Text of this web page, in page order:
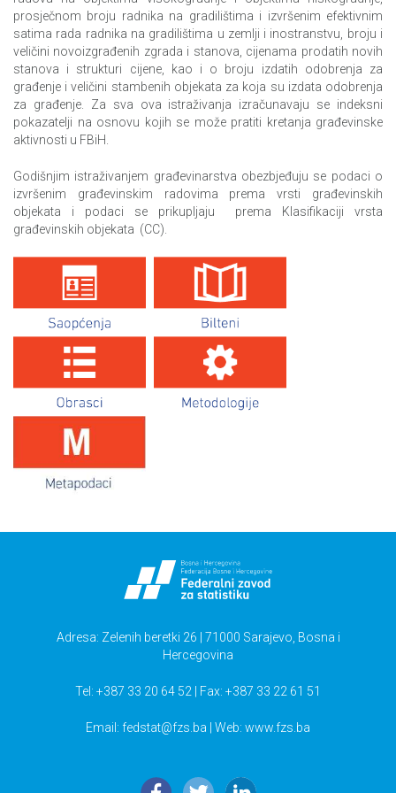
Upotreba informaciono-komunikaciskih tehnologija u
preduzećima
Upotreba informaciono-komunikaciskih tehnologija u
preduzećima,2016
Živjeti u BiH
prosječnom broju radnika na gradilištima i izvršenim efektivnim
satima rada radnika na gradilištima u zemlji i inostranstvu, broju i
veličini novoizgrađenih zgrada i stanova, cijenama prodatih novih
stanova i strukturi cijene, kao i o broju izdatih odobrenja za
građenje i veličini stambenih objekata za koja su izdata odobrenja
za građenje. Za sva ova istraživanja izračunavaju se indeksni
pokazatelji na osnovu kojih se može pratiti kretanja građevinske
aktivnosti u FBiH.
Godišnjim istraživanjem građevinarstva obezbjeđuju se podaci o
izvršenim građevinskim radovima prema vrsti građevinskih
objekata i podaci se prikupljaju prema Klasifikaciji vrsta
građevinskih objekata (CC).
Adresa: Zelenih beretki 26 | 71000 Sarajevo, Bosna i
Hercegovina
Tel: +387 33 20 64 52 | Fax: +387 33 22 61 51
Email: fedstat@fzs.ba | Web: www.fzs.ba